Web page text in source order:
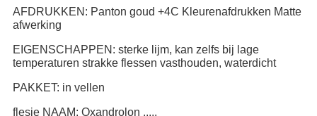
AFDRUKKEN: Panton goud +4C Kleurenafdrukken Matte
afwerking
EIGENSCHAPPEN: sterke lijm, kan zelfs bij lage
temperaturen strakke flessen vasthouden, waterdicht
PAKKET: in vellen
flesje NAAM: Oxandrolon .....